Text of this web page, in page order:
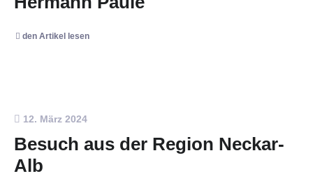
den Artikel lesen
12. März 2024
Besuch aus der Region Neckar-
Alb